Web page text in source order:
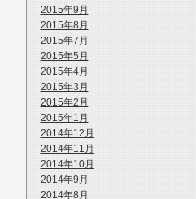
2015年9月
2015年8月
2015年7月
2015年5月
2015年4月
2015年3月
2015年2月
2015年1月
2014年12月
2014年11月
2014年10月
2014年9月
2014年8月